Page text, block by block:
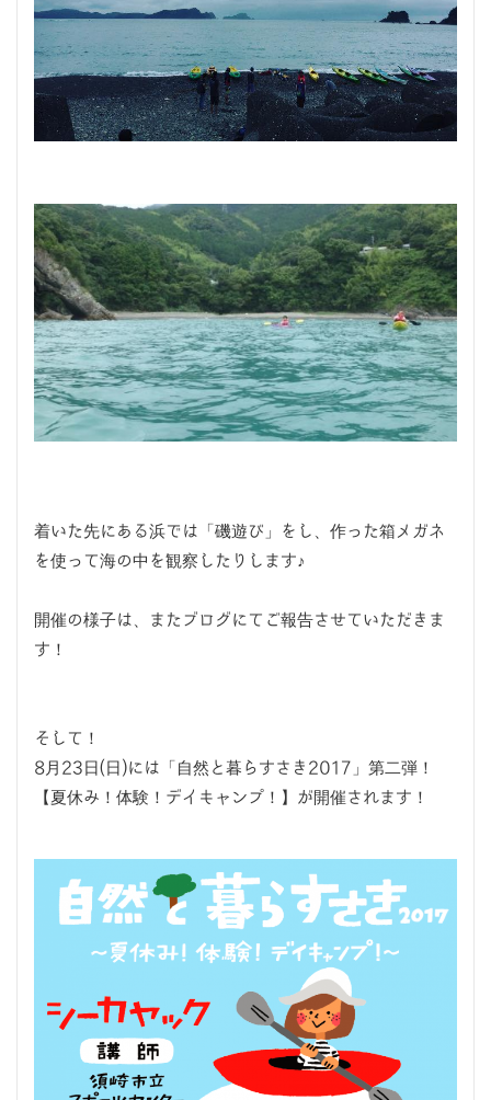
着いた先にある浜では「磯遊び」をし、作った箱メガネ
を使って海の中を観察したりします♪
開催の様子は、またブログにてご報告させていただきま
す！
そして！
8月23日(日)には「自然と暮らすさき2017」第二弾！
【夏休み！体験！デイキャンプ！】が開催されます！